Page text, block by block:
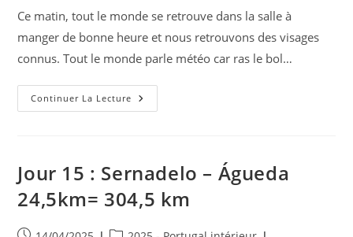
la
publication :
Ce matin, tout le monde se retrouve dans la salle à
manger de bonne heure et nous retrouvons des visages
connus. Tout le monde parle météo car ras le bol…
Continuer La Lecture Jour
16
Velha
=321
Km
Jour 15 : Sernadelo – Águeda
24,5km= 304,5 km